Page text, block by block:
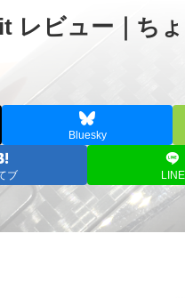
レビュー｜ち
Bluesky
ブ LINE